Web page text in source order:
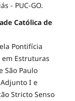
- PUC-GO.
Católica de
Pontifícia
em Estruturas
São Paulo
Adjunto I e
Stricto Senso